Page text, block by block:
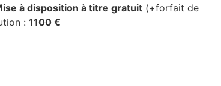
à disposition à titre gratuit (+forfait de
: 1100 €